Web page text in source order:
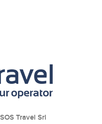
Travel Srl